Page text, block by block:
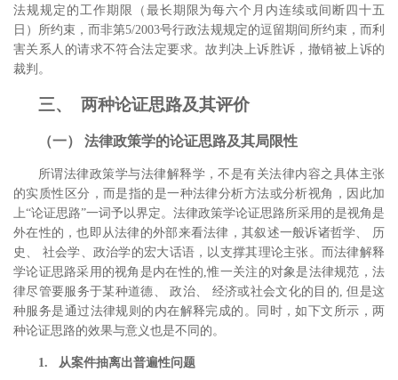
法规规定的工作期限（最长期限为每六个月内连续或间断四十五
日）所约束，而非第5/2003号行政法规规定的逗留期间所约束，而利
害关系人的请求不符合法定要求。故判决上诉胜诉，撤销被上诉的
裁判。
三、 两种论证思路及其评价
（一） 法律政策学的论证思路及其局限性
所谓法律政策学与法律解释学，不是有关法律内容之具体主张
的实质性区分，而是指的是一种法律分析方法或分析视角，因此加
上“论证思路”一词予以界定。 法律政策学论证思路所采用的是视角是
外在性的，也即从法律的外部来看法律，其叙述一般诉诸哲学、 历
史、 社会学、政治学的宏大话语，以支撑其理论主张。而法律解释
学论证思路采用的视角是内在性的,惟一关注的对象是法律规范，法
律尽管要服务于某种道德、 政治、 经济或社会文化的目的, 但是这
种服务是通过法律规则的内在解释完成的。
同时，如下文所示，两
种论证思路的效果与意义也是不同的。
1. 从案件抽离出普遍性问题